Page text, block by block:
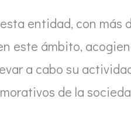
entidad, con más
este ámbito,
a cabo su
de la